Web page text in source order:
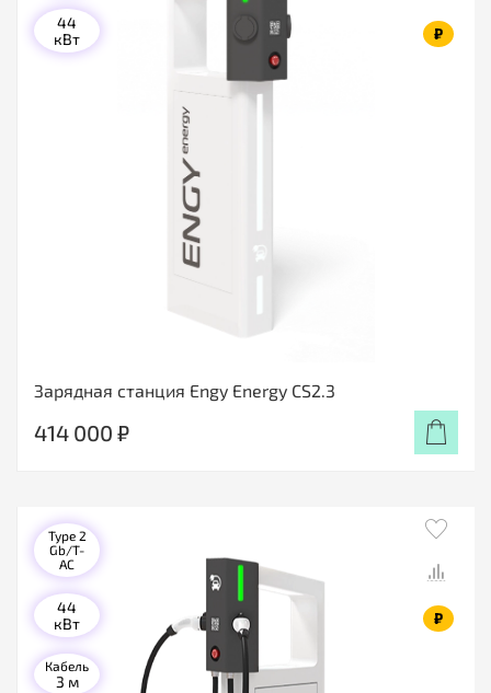
Зарядная станция Engy Energy CS2.3
₽
44
кВт
414 000 ₽
₽
Type 2
Gb/T-
AC
44
кВт
Кабель
3 м